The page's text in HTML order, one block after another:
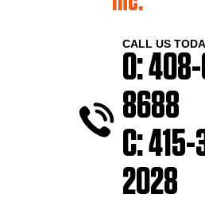
CALL US
O:
8688
C:
2028